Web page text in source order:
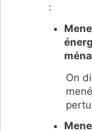
:
On